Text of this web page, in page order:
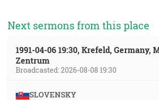
Next sermons from this place
1991-04-06 19:30, Krefeld, Germany,
Zentrum
Broadcasted: 2026-08-08 19:30
SLOVENSKY